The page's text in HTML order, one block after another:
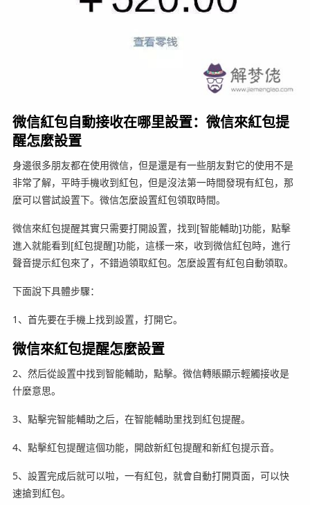
微信紅包自動接收在哪里設置：微信來紅包提
醒怎麼設置
身邊很多朋友都在使用微信，但是還是有一些朋友對它的使用不是
非常了解，平時手機收到紅包，但是沒法第一時間發現有紅包，那
麼可以嘗試設置下。微信怎麼設置紅包領取時間。
微信來紅包提醒其實只需要打開設置，找到[智能輔助]功能，點擊
進入就能看到[紅包提醒]功能，這樣一來，收到微信紅包時，進行
聲音提示紅包來了，不錯過領取紅包。怎麼設置有紅包自動領取。
下面說下具體步驟：
1、首先要在手機上找到設置，打開它。
微信來紅包提醒怎麼設置
2、然后從設置中找到智能輔助，點擊。微信轉賬顯示輕觸接收是
什麼意思。
3、點擊完智能輔助之后，在智能輔助里找到紅包提醒。
4、點擊紅包提醒這個功能，開啟新紅包提醒和新紅包提示音。
5、設置完成后就可以啦，一有紅包，就會自動打開頁面，可以快
速搶到紅包。